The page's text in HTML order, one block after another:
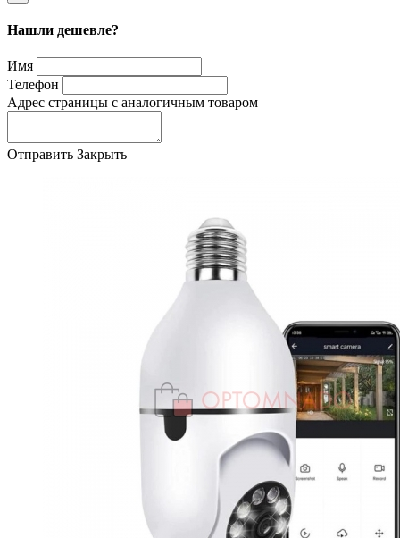
Нашли дешевле?
Имя
Телефон
Адрес страницы с аналогичным товаром
Отправить Закрыть